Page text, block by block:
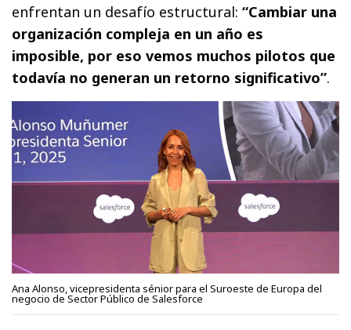
enfrentan un desafío estructural:“Cambiar una
organización compleja en un año es
imposible, por eso vemos muchos pilotos que
todavía no generan un retorno significativo”.
Ana Alonso, vicepresidenta sénior para el Suroeste de Europa del
negocio de Sector Público de Salesforce